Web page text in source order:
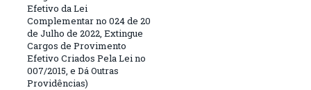
Efetivo da Lei
Complementar no 024 de 20
de Julho de 2022, Extingue
Cargos de Provimento
Efetivo Criados Pela Lei no
007/2015, e Dá Outras
Providências)